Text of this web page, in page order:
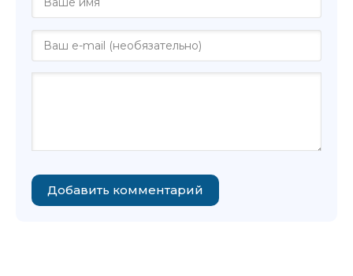
Добавить комментарий